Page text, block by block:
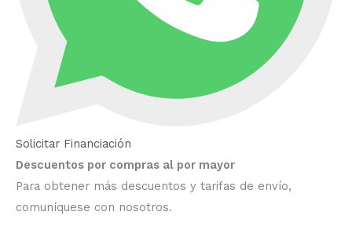
Solicitar Financiación
Descuentos por compras al por mayor
Para obtener más descuentos y tarifas de envío,
comuníquese con nosotros.